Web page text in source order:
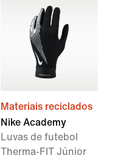
Materiais reciclados
Nike Academy
Luvas de futebol
Therma-FIT Júnior